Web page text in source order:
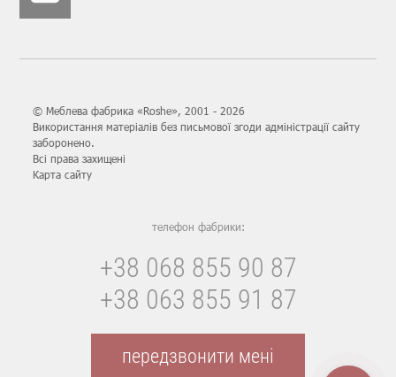
© Меблева фабрика «Roshe», 2001 - 2026
Використання матеріалів без письмової згоди адміністрації сайту
заборонено.
Всі права захищені
Карта сайту
телефон фабрики:
+38 068 855 90 87
+38 063 855 91 87
передзвонити мені